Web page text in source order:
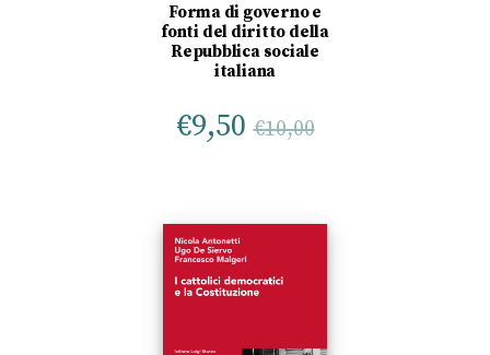
Forma di governo e
fonti del diritto della
Repubblica sociale
italiana
€9,50 €10,00